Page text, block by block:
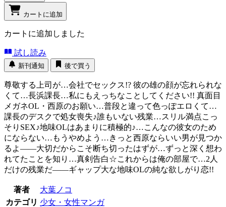
カートに追加
カートに追加しました
試し読み
新刊通知 後で買う
尊敬する上司が…会社でセックス!? 彼の雄の顔が忘れられな
くて…長浜課長…私にもえっちなことしてください!! 真面目
メガネOL・西原のお願い…普段と違って色っぽエロくて…
課長のデスクで処女喪失♪誰もいない残業…スリル満点こっ
そりSEX♪地味OLはあまりに積極的♪…こんなの彼女のため
にならない…もうやめよう…きっと西原ならいい男が見つか
るよ――大切だからこそ断ち切ったはずが…ずっと深く想わ
れてたことを知り…真剣告白☆これからは俺の部屋で…2人
だけの残業だ――ギャップ大な地味OLの純な欲しがり恋!!
著者
大葉ノコ
カテゴリ 少女・女性マンガ